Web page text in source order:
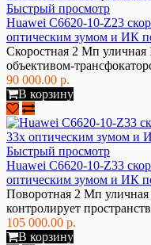
Быстрый просмотр
Huawei C6620-10-Z23
оптическим зумом и ИК
Скоростная 2 Мп уличная
объективом-
90 000.00 р.
В корзину
Быстрый просмотр
Huawei C6620-10-Z33
оптическим зумом и ИК
Поворотная 2 Мп
контролирует
105 000.00 р.
В корзину